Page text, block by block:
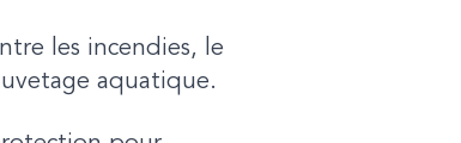
les incendies, le
aquatique.